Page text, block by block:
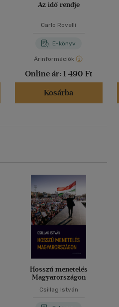
Az idő rendje
Carlo Rovelli
E-könyv
Árinformációk
Online ár: 1 490 Ft
Kosárba
Hosszú menetelés
Magyarországon
Csillag István